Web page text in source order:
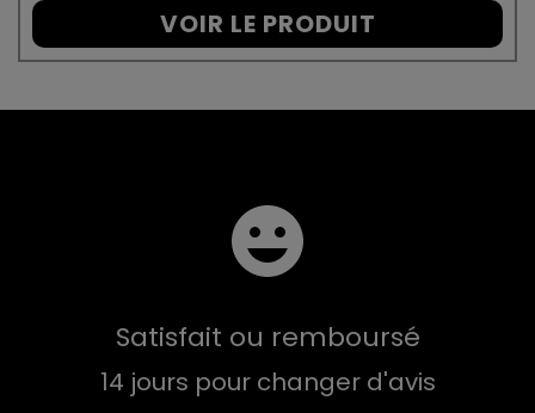
VOIR LE PRODUIT
Satisfait ou remboursé
14 jours pour changer d'avis